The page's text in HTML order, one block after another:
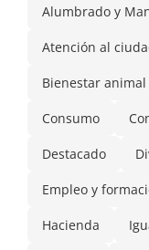
Alumbrado y
Atención al
Bienestar animal
Consumo
Destacado
Empleo y
Hacienda